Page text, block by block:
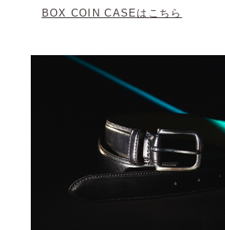
BOX COIN CASEはこちら